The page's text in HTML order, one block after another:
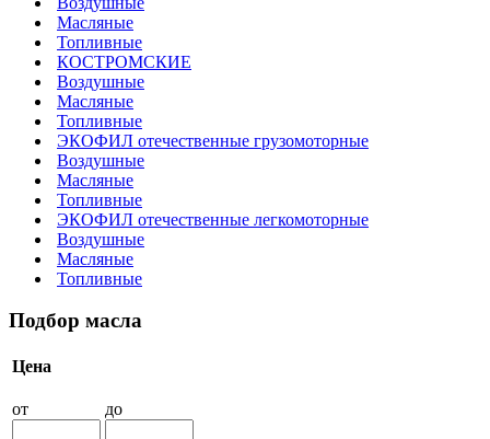
Масляные
Топливные
КОСТРОМСКИЕ
Воздушные
Масляные
Топливные
ЭКОФИЛ отечественные грузомоторные
Воздушные
Масляные
Топливные
ЭКОФИЛ отечественные легкомоторные
Воздушные
Масляные
Топливные
Подбор масла
Цена
от до